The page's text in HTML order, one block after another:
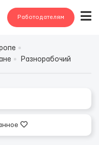
Работодателям
Разнорабочий